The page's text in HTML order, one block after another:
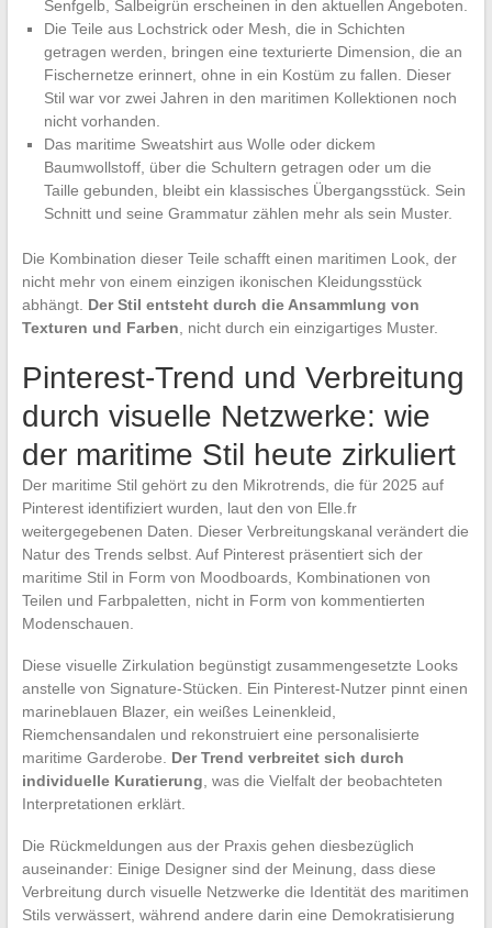
Senfgelb, Salbeigrün erscheinen in den aktuellen Angeboten.
Die Teile aus Lochstrick oder Mesh, die in Schichten
getragen werden, bringen eine texturierte Dimension, die an
Fischernetze erinnert, ohne in ein Kostüm zu fallen. Dieser
Stil war vor zwei Jahren in den maritimen Kollektionen noch
nicht vorhanden.
Das maritime Sweatshirt aus Wolle oder dickem
Baumwollstoff, über die Schultern getragen oder um die
Taille gebunden, bleibt ein klassisches Übergangsstück. Sein
Schnitt und seine Grammatur zählen mehr als sein Muster.
Die Kombination dieser Teile schafft einen maritimen Look, der
nicht mehr von einem einzigen ikonischen Kleidungsstück
abhängt. Der Stil entsteht durch die Ansammlung von
Texturen und Farben, nicht durch ein einzigartiges Muster.
Pinterest-Trend und Verbreitung
durch visuelle Netzwerke: wie
der maritime Stil heute zirkuliert
Der maritime Stil gehört zu den Mikrotrends, die für 2025 auf
Pinterest identifiziert wurden, laut den von Elle.fr
weitergegebenen Daten. Dieser Verbreitungskanal verändert die
Natur des Trends selbst. Auf Pinterest präsentiert sich der
maritime Stil in Form von Moodboards, Kombinationen von
Teilen und Farbpaletten, nicht in Form von kommentierten
Modenschauen.
Diese visuelle Zirkulation begünstigt zusammengesetzte Looks
anstelle von Signature-Stücken. Ein Pinterest-Nutzer pinnt einen
marineblauen Blazer, ein weißes Leinenkleid,
Riemchensandalen und rekonstruiert eine personalisierte
maritime Garderobe. Der Trend verbreitet sich durch
individuelle Kuratierung, was die Vielfalt der beobachteten
Interpretationen erklärt.
Die Rückmeldungen aus der Praxis gehen diesbezüglich
auseinander: Einige Designer sind der Meinung, dass diese
Verbreitung durch visuelle Netzwerke die Identität des maritimen
Stils verwässert, während andere darin eine Demokratisierung